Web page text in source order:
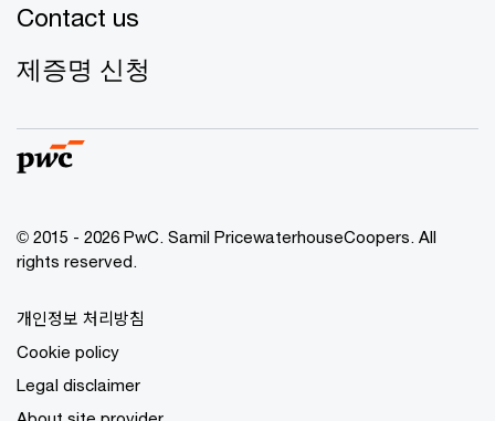
Contact us
제증명 신청
© 2015 - 2026 PwC. Samil PricewaterhouseCoopers. All
rights reserved.
개인정보 처리방침
Cookie policy
Legal disclaimer